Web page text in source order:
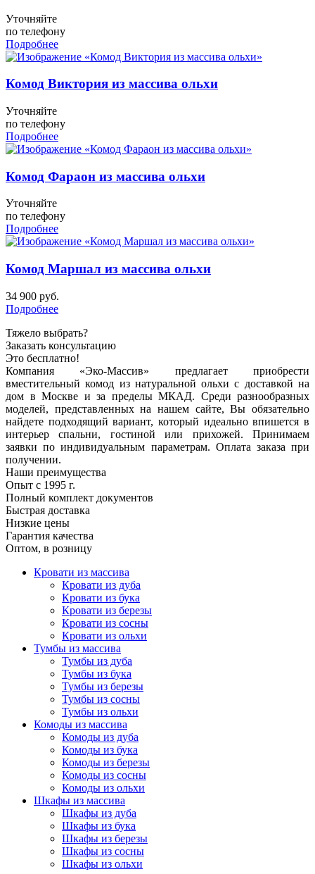
Уточняйте
по телефону
Подробнее
Комод Виктория из массива ольхи
Уточняйте
по телефону
Подробнее
Комод Фараон из массива ольхи
Уточняйте
по телефону
Подробнее
Комод Маршал из массива ольхи
34 900 руб.
Подробнее
Тяжело выбрать?
Заказать консультацию
Это бесплатно!
Компания «Эко-Массив» предлагает приобрести
вместительный комод из натуральной ольхи с доставкой на
дом в Москве и за пределы МКАД. Среди разнообразных
моделей, представленных на нашем сайте, Вы обязательно
найдете подходящий вариант, который идеально впишется в
интерьер спальни, гостиной или прихожей. Принимаем
заявки по индивидуальным параметрам. Оплата заказа при
получении.
Наши преимущества
Опыт с 1995 г.
Полный комплект документов
Быстрая доставка
Низкие цены
Гарантия качества
Оптом, в розницу
Кровати из массива
Кровати из дуба
Кровати из бука
Кровати из березы
Кровати из сосны
Кровати из ольхи
Тумбы из массива
Тумбы из дуба
Тумбы из бука
Тумбы из березы
Тумбы из сосны
Тумбы из ольхи
Комоды из массива
Комоды из дуба
Комоды из бука
Комоды из березы
Комоды из сосны
Комоды из ольхи
Шкафы из массива
Шкафы из дуба
Шкафы из бука
Шкафы из березы
Шкафы из сосны
Шкафы из ольхи